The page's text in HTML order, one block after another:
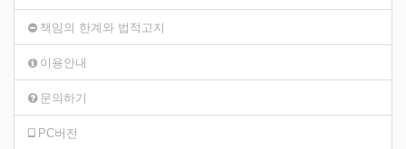
책임의 한계와 법적고지
이용안내
문의하기
PC버전